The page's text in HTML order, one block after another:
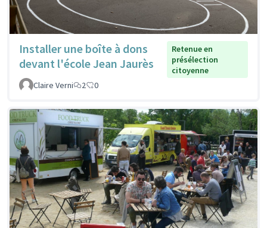
Installer une boîte à dons
devant l'école Jean Jaurès
Retenue en
présélection
citoyenne
Claire Verni
2 0